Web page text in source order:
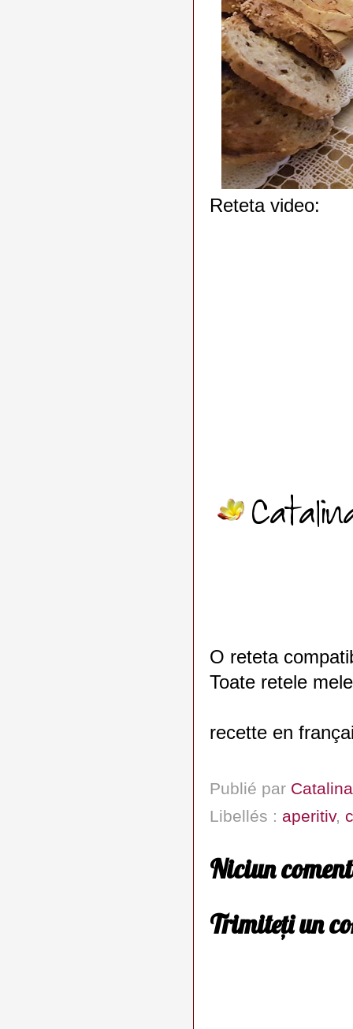
Reteta video:
O reteta
Toate retele
recette en
Publié par Catalina
Libellés : aperitiv,
Niciun
Trimiteți un